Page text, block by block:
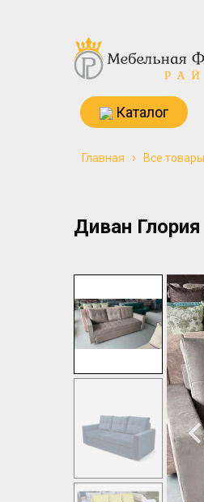
Каталог
Главная › Все товары
Диван Глория